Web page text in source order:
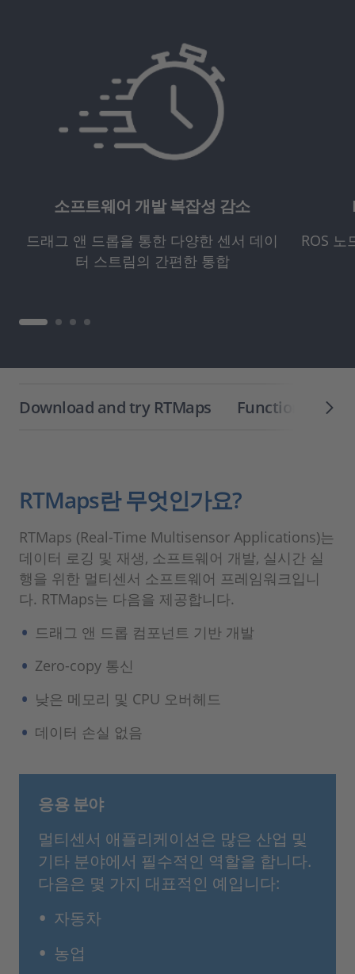
소프트웨어 개발 복잡성 감소
드래그 앤 드롭을 통한 다양한 센서 데이
터 스트림의 간편한 통합
ROS
Download and try RTMaps Functionality
RTMaps란 무엇인가요?
RTMaps (Real-Time Multisensor Applications)는
데이터 로깅 및 재생, 소프트웨어 개발, 실시간 실
행을 위한 멀티센서 소프트웨어 프레임워크입니
다. RTMaps는 다음을 제공합니다.
드래그 앤 드롭 컴포넌트 기반 개발
Zero-copy 통신
낮은 메모리 및 CPU 오버헤드
데이터 손실 없음
응용 분야
멀티센서 애플리케이션은 많은 산업 및
기타 분야에서 필수적인 역할을 합니다.
다음은 몇 가지 대표적인 예입니다:
자동차
농업